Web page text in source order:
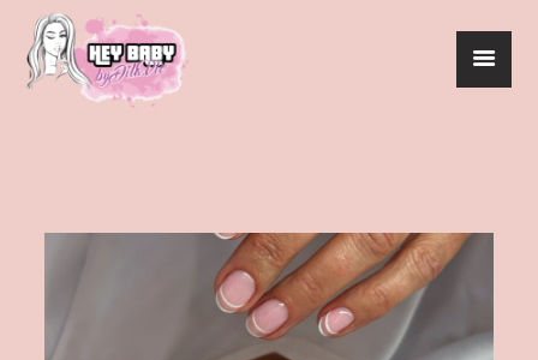
BEAUTY ACADEMY
TERMINBUCHUNG